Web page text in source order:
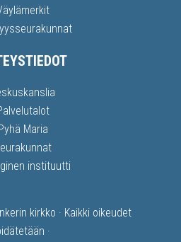
Maria
instituutti
kirkko · Kaikki oikeudet
·